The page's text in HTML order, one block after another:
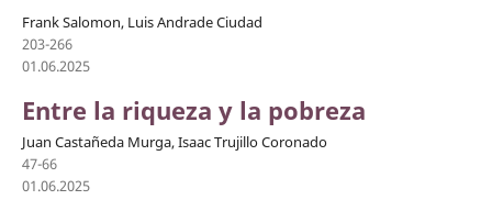
Frank Salomon, Luis Andrade Ciudad
203-266
01.06.2025
Entre la riqueza y la pobreza
Juan Castañeda Murga, Isaac Trujillo Coronado
47-66
01.06.2025